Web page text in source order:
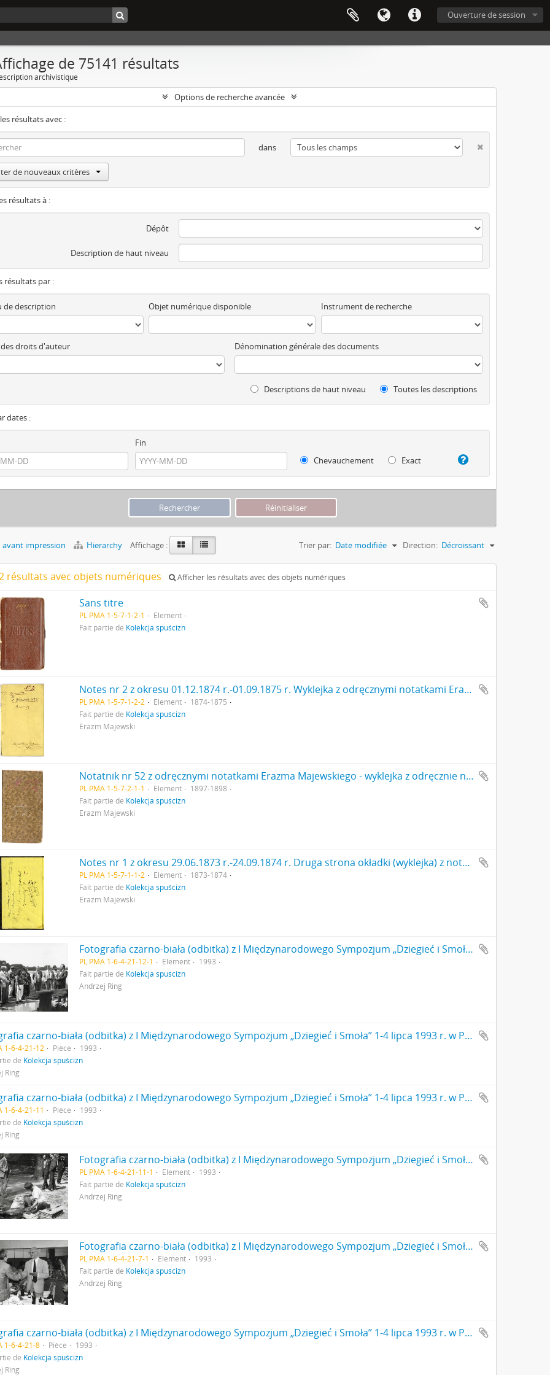
Ouverture de session
de 75141 résultats
archivistique
Options de recherche avancée
résultats avec :
dans
de nouveaux critères
résultats à :
Dépôt
Description de haut niveau
résultats par :
de description Objet numérique disponible Instrument de recherche
droits d'auteur Dénomination générale des documents
Descriptions de haut niveau Toutes les descriptions
dates :
Fin
Chevauchement
Exact
impression Hierarchy Affichage : Trier par: Date modifiée Direction: Décroissant
résultats avec objets numériques Afficher les résultats avec des objets numériques
Sans titre
PL PMA 1-5-7-1-2-1
Element
Fait partie de Kolekcja spuścizn
Notes nr 2 z okresu 01.12.1874 r.-01.09.1875 r. Wyklejka z odręcznymi notatkami Erazma Majewskiego i jego podpisem: "[…] 1 grudnia 1874 do […]'
PL PMA 1-5-7-1-2-2 Element
1874-1875
Fait partie de Kolekcja spuścizn
Erazm Majewski
Notatnik nr 52 z odręcznymi notatkami Erazma Majewskiego - wyklejka z odręcznie napisanym numerem 52
PL PMA 1-5-7-2-1-1 Element
1897-1898
Fait partie de Kolekcja spuścizn
Erazm Majewski
Notes nr 1 z okresu 29.06.1873 r.-24.09.1874 r. Druga strona okładki (wyklejka) z notatką odręczną: "czy wam mówił nauczyciel […]'
PL PMA 1-5-7-1-1-2 Element
1873-1874
Fait partie de Kolekcja spuścizn
Erazm Majewski
Fotografia czarno-biała (odbitka) z I Międzynarodowego Sympozjum „Dziegieć i Smoła” 1-4 lipca 1993 r. w Państwowym Muzeum Archeologicznym Oddział Biskupin. Wiesław Zajączkowski kierownik Oddziału PMA w Biskupinie oprowadza uczestników sympozjum po terenie muzeum (Nr 12)
PL PMA 1-6-4-21-12-1 Element
1993
Fait partie de Kolekcja spuścizn
Andrzej Ring
Fotografia czarno-biała (odbitka) z I Międzynarodowego Sympozjum „Dziegieć i Smoła” 1-4 lipca 1993 r. w Państwowym Muzeum Archeologicznym Oddział Biskupin.
1-6-4-21-12 Pièce
1993
de Kolekcja spuścizn
Ring
Fotografia czarno-biała (odbitka) z I Międzynarodowego Sympozjum „Dziegieć i Smoła” 1-4 lipca 1993 r. w Państwowym Muzeum Archeologicznym Oddział Biskupin.
1-6-4-21-11 Pièce
1993
de Kolekcja spuścizn
Ring
Fotografia czarno-biała (odbitka) z I Międzynarodowego Sympozjum „Dziegieć i Smoła” 1-4 lipca 1993 r. w Państwowym Muzeum Archeologicznym Oddział Biskupin. Pokaz techniki neolitycznej pędzenia dziegciu. Od lewej: Dyrektor PMA dr Jan Jaskanis (Nr 11)
PL PMA 1-6-4-21-11-1 Element
1993
Fait partie de Kolekcja spuścizn
Andrzej Ring
Fotografia czarno-biała (odbitka) z I Międzynarodowego Sympozjum „Dziegieć i Smoła” 1-4 lipca 1993 r. w Państwowym Muzeum Archeologicznym Oddział Biskupin. Dyrektor PMA dr Jan Jaskanis wręcza nagrodę Andreasowi Kurzweil ( Berlin) (Nr 7)
PL PMA 1-6-4-21-7-1 Element
1993
Fait partie de Kolekcja spuścizn
Andrzej Ring
Fotografia czarno-biała (odbitka) z I Międzynarodowego Sympozjum „Dziegieć i Smoła” 1-4 lipca 1993 r. w Państwowym Muzeum Archeologicznym Oddział Biskupin.
1-6-4-21-8 Pièce
1993
de Kolekcja spuścizn
Ring